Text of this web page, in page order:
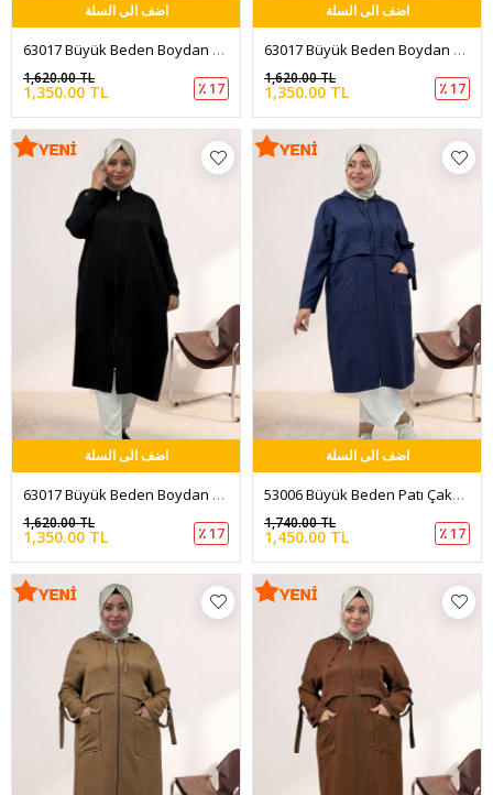
اضف الى السلة
63017 Büyük Beden Boydan Fermuarlı Melanj Keten Kap - İndigo
1,350.00 TL
1,620.00 TL
٪ 17
اضف الى السلة
63017 Büyük Beden Boydan Fermuarlı Melanj Keten Kap - Lacivert
1,350.00 TL
1,620.00 TL
٪ 17
اضف الى السلة
63017 Büyük Beden Boydan Fermuarlı Melanj Keten Kap - Siyah
1,350.00 TL
1,620.00 TL
٪ 17
اضف الى السلة
53006 Büyük Beden Patı Çakma Düğme Detaylı Kap - Lacivert
1,450.00 TL
1,740.00 TL
٪ 17